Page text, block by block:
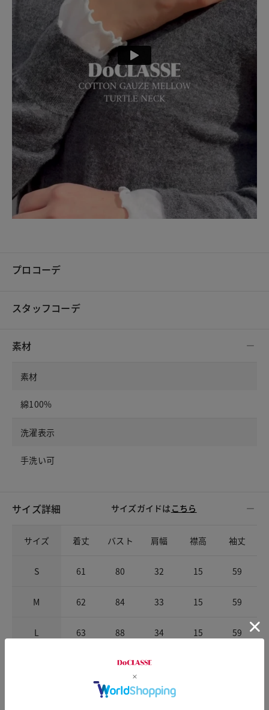
プロコーデ
スタッフコーデ
素材
素材
綿100%
洗濯表示
手洗い可
サイズ詳細 サイズガイドは こちら
サイズ 着丈 バスト 肩幅 襟高 袖丈
S 61 80 32 15 59
M 62 84 33 15 59
L 63 88 34 15 59
93
99 36.5